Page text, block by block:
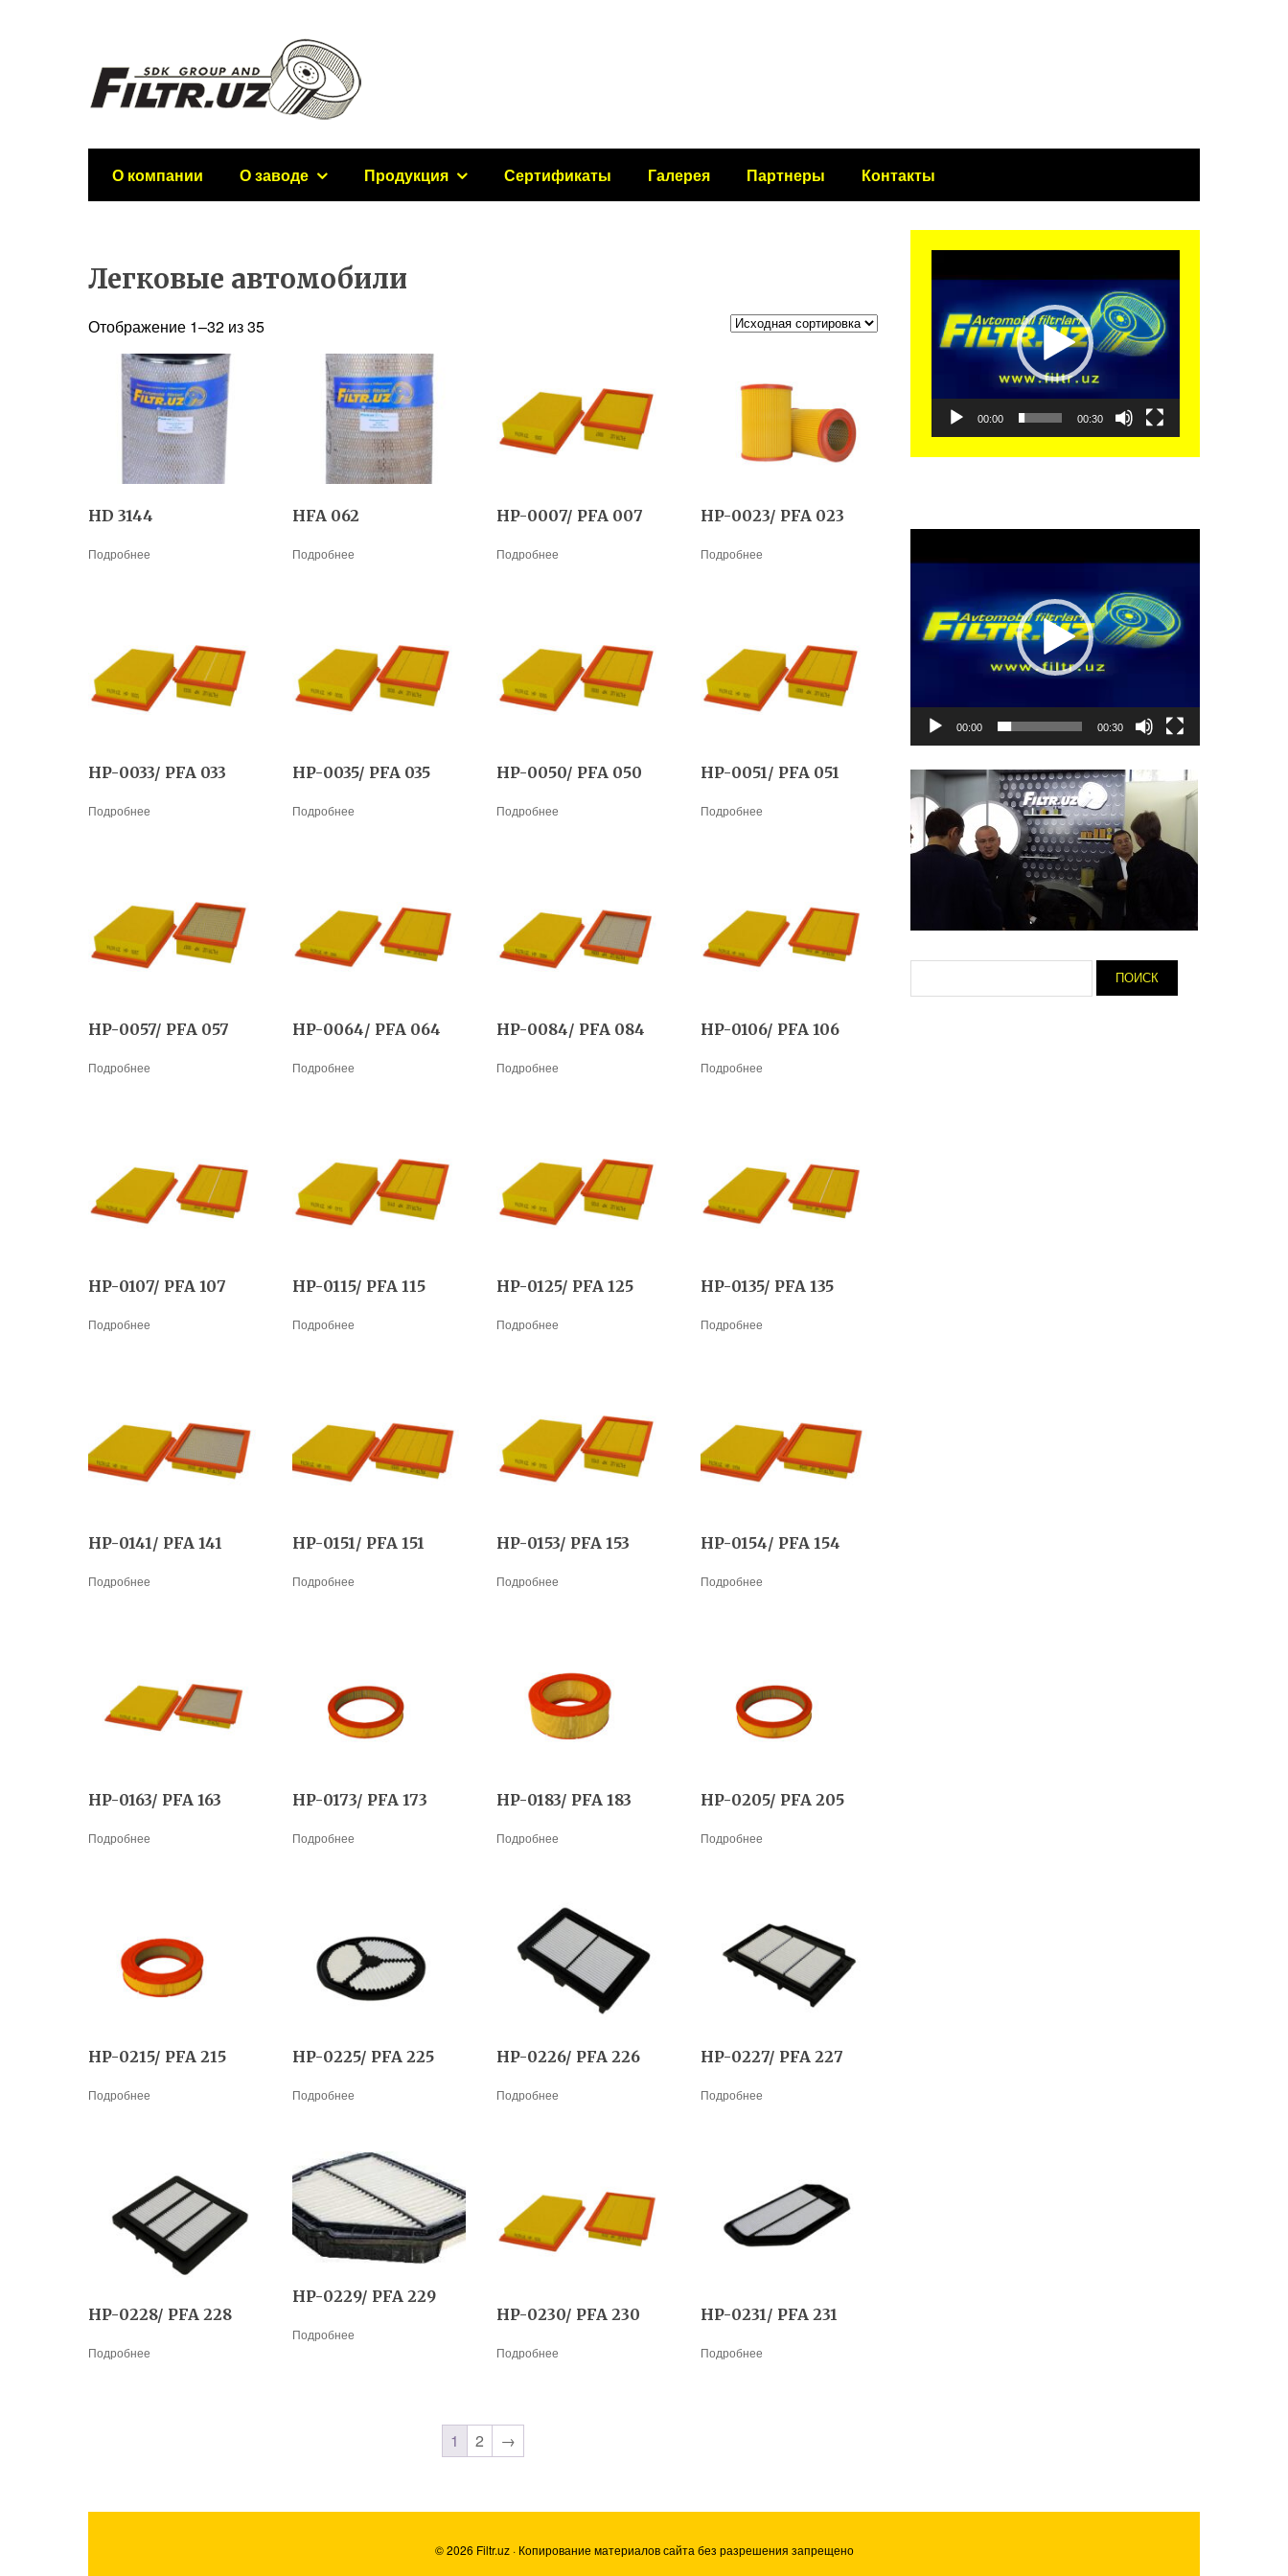
О компании О заводе Продукция Сертификаты Галерея Партнеры Контакты
Легковые автомобили
Отображение 1–32 из 35
HD 3144
Подробнее
HFA 062
Подробнее
HP-0007/ PFA 007
Подробнее
HP-0023/ PFA 023
Подробнее
HP-0033/ PFA 033
Подробнее
HP-0035/ PFA 035
Подробнее
HP-0050/ PFA 050
Подробнее
HP-0051/ PFA 051
Подробнее
HP-0057/ PFA 057
Подробнее
HP-0064/ PFA 064
Подробнее
HP-0084/ PFA 084
Подробнее
HP-0106/ PFA 106
Подробнее
HP-0107/ PFA 107
Подробнее
HP-0115/ PFA 115
Подробнее
HP-0125/ PFA 125
Подробнее
HP-0135/ PFA 135
Подробнее
HP-0141/ PFA 141
Подробнее
HP-0151/ PFA 151
Подробнее
HP-0153/ PFA 153
Подробнее
HP-0154/ PFA 154
Подробнее
HP-0163/ PFA 163
Подробнее
HP-0173/ PFA 173
Подробнее
HP-0183/ PFA 183
Подробнее
HP-0205/ PFA 205
Подробнее
HP-0215/ PFA 215
Подробнее
HP-0225/ PFA 225
Подробнее
HP-0226/ PFA 226
Подробнее
HP-0227/ PFA 227
Подробнее
HP-0228/ PFA 228
Подробнее
HP-0229/ PFA 229
Подробнее
HP-0230/ PFA 230
Подробнее
HP-0231/ PFA 231
Подробнее
1 2 →
00:00 00:30
00:00 00:30
© 2026 Filtr.uz · Копирование материалов сайта без разрешения запрещено